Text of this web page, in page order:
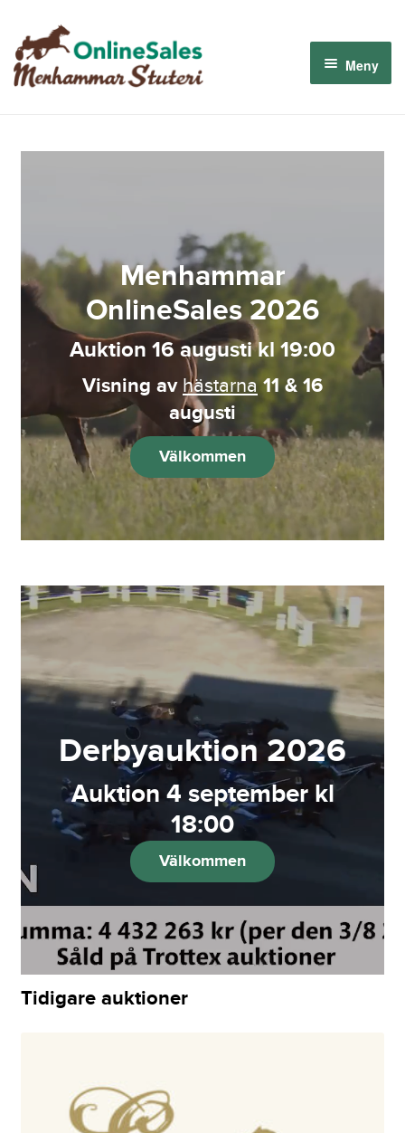
Hoppa
till
navigering
Hoppa
till
innehåll
Meny
Så fungerar det
Logga in
Menhammar
OnlineSales 2026
Auktion 16 augusti kl 19:00
Visning av hästarna 11 & 16
augusti
Välkommen
Derbyauktion 2026
Auktion 4 september kl
18:00
Välkommen
Tidigare auktioner